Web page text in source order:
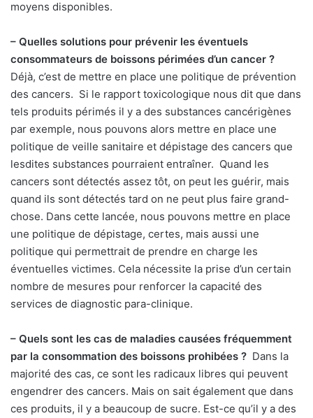
moyens disponibles.
– Quelles solutions pour prévenir les éventuels
consommateurs de boissons périmées d’un cancer ?
Déjà, c’est de mettre en place une politique de prévention
des cancers. Si le rapport toxicologique nous dit que dans
tels produits périmés il y a des substances cancérigènes
par exemple, nous pouvons alors mettre en place une
politique de veille sanitaire et dépistage des cancers que
lesdites substances pourraient entraîner. Quand les
cancers sont détectés assez tôt, on peut les guérir, mais
quand ils sont détectés tard on ne peut plus faire grand-
chose. Dans cette lancée, nous pouvons mettre en place
une politique de dépistage, certes, mais aussi une
politique qui permettrait de prendre en charge les
éventuelles victimes. Cela nécessite la prise d’un certain
nombre de mesures pour renforcer la capacité des
services de diagnostic para-clinique.
– Quels sont les cas de maladies causées fréquemment
par la consommation des boissons prohibées ? Dans la
majorité des cas, ce sont les radicaux libres qui peuvent
engendrer des cancers. Mais on sait également que dans
ces produits, il y a beaucoup de sucre. Est-ce qu’il y a des